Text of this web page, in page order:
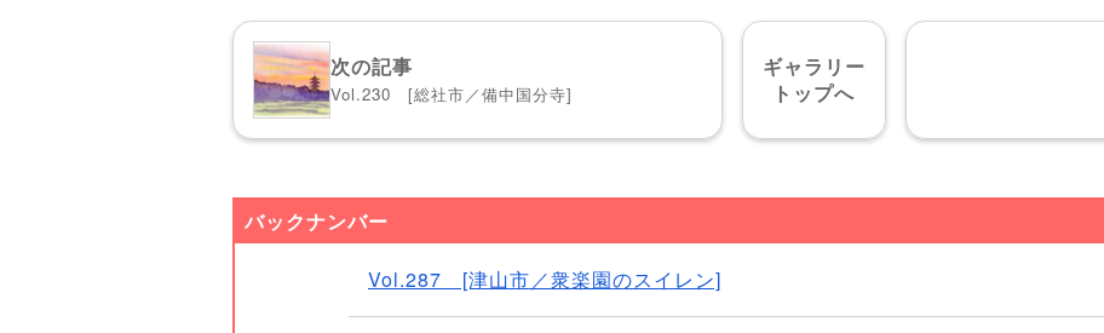
次の記事
Vol.230 [総社市／備中国分寺]
ギャラリー
トップへ
バックナンバー
Vol.287 [津山市／衆楽園のスイレン]